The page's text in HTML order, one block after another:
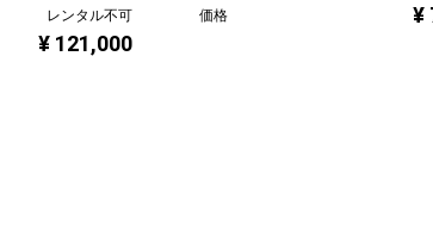
レンタル不可
¥ 121,000
価格
¥